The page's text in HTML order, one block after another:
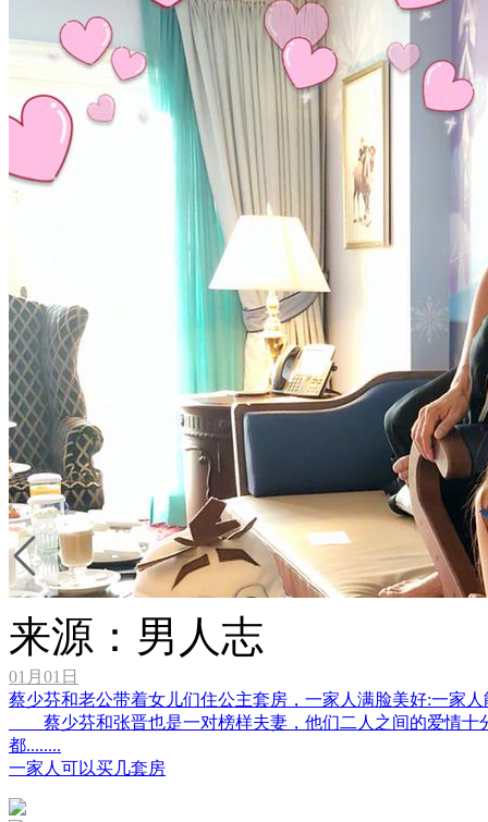
来源：男人志
01月01日
蔡少芬和老公带着女儿们住公主套房，一家人满脸美好:一家
蔡少芬和张晋也是一对榜样夫妻，他们二人之间的爱情十
都........
一家人可以买几套房